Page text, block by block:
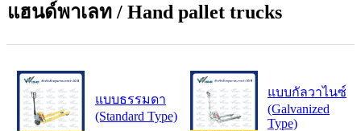
แฮนด์พาเลท / Hand pallet trucks
แบบธรรมดา
(Standard Type)
แบบกัลวาไนซ์
(Galvanized
Type)